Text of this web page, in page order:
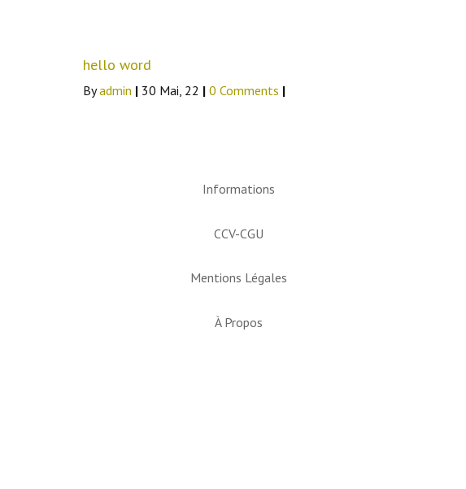
hello word
Byadmin | 30 Mai, 22 | 0 Comments |
Informations
CCV-CGU
Mentions Légales
À Propos